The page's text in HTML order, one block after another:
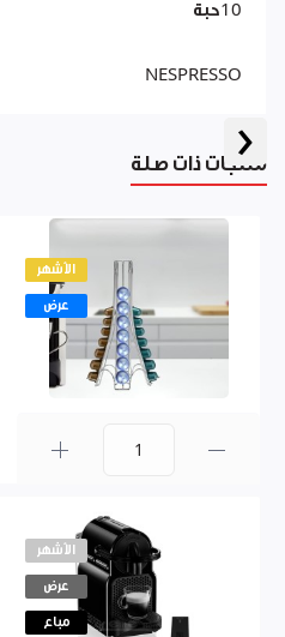
‹
10حبة
NESPRESSO
منتجات ذات صلة
الأشهر
عرض
الأشهر
عرض
مباع